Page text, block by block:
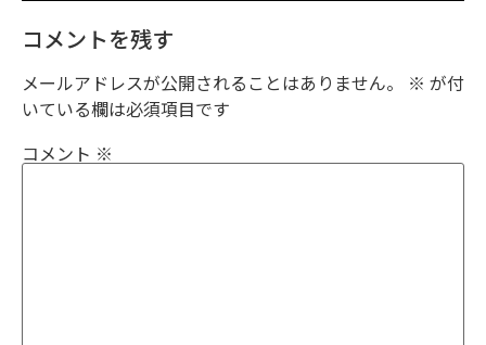
コメントを残す
メールアドレスが公開されることはありません。 ※ が付
いている欄は必須項目です
コメント ※